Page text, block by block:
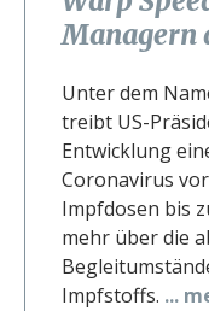
Managern
Unter dem
treibt US-
Entwicklung
Coronavirus
Impfdosen bis
mehr über die
Impfstoffs. ...